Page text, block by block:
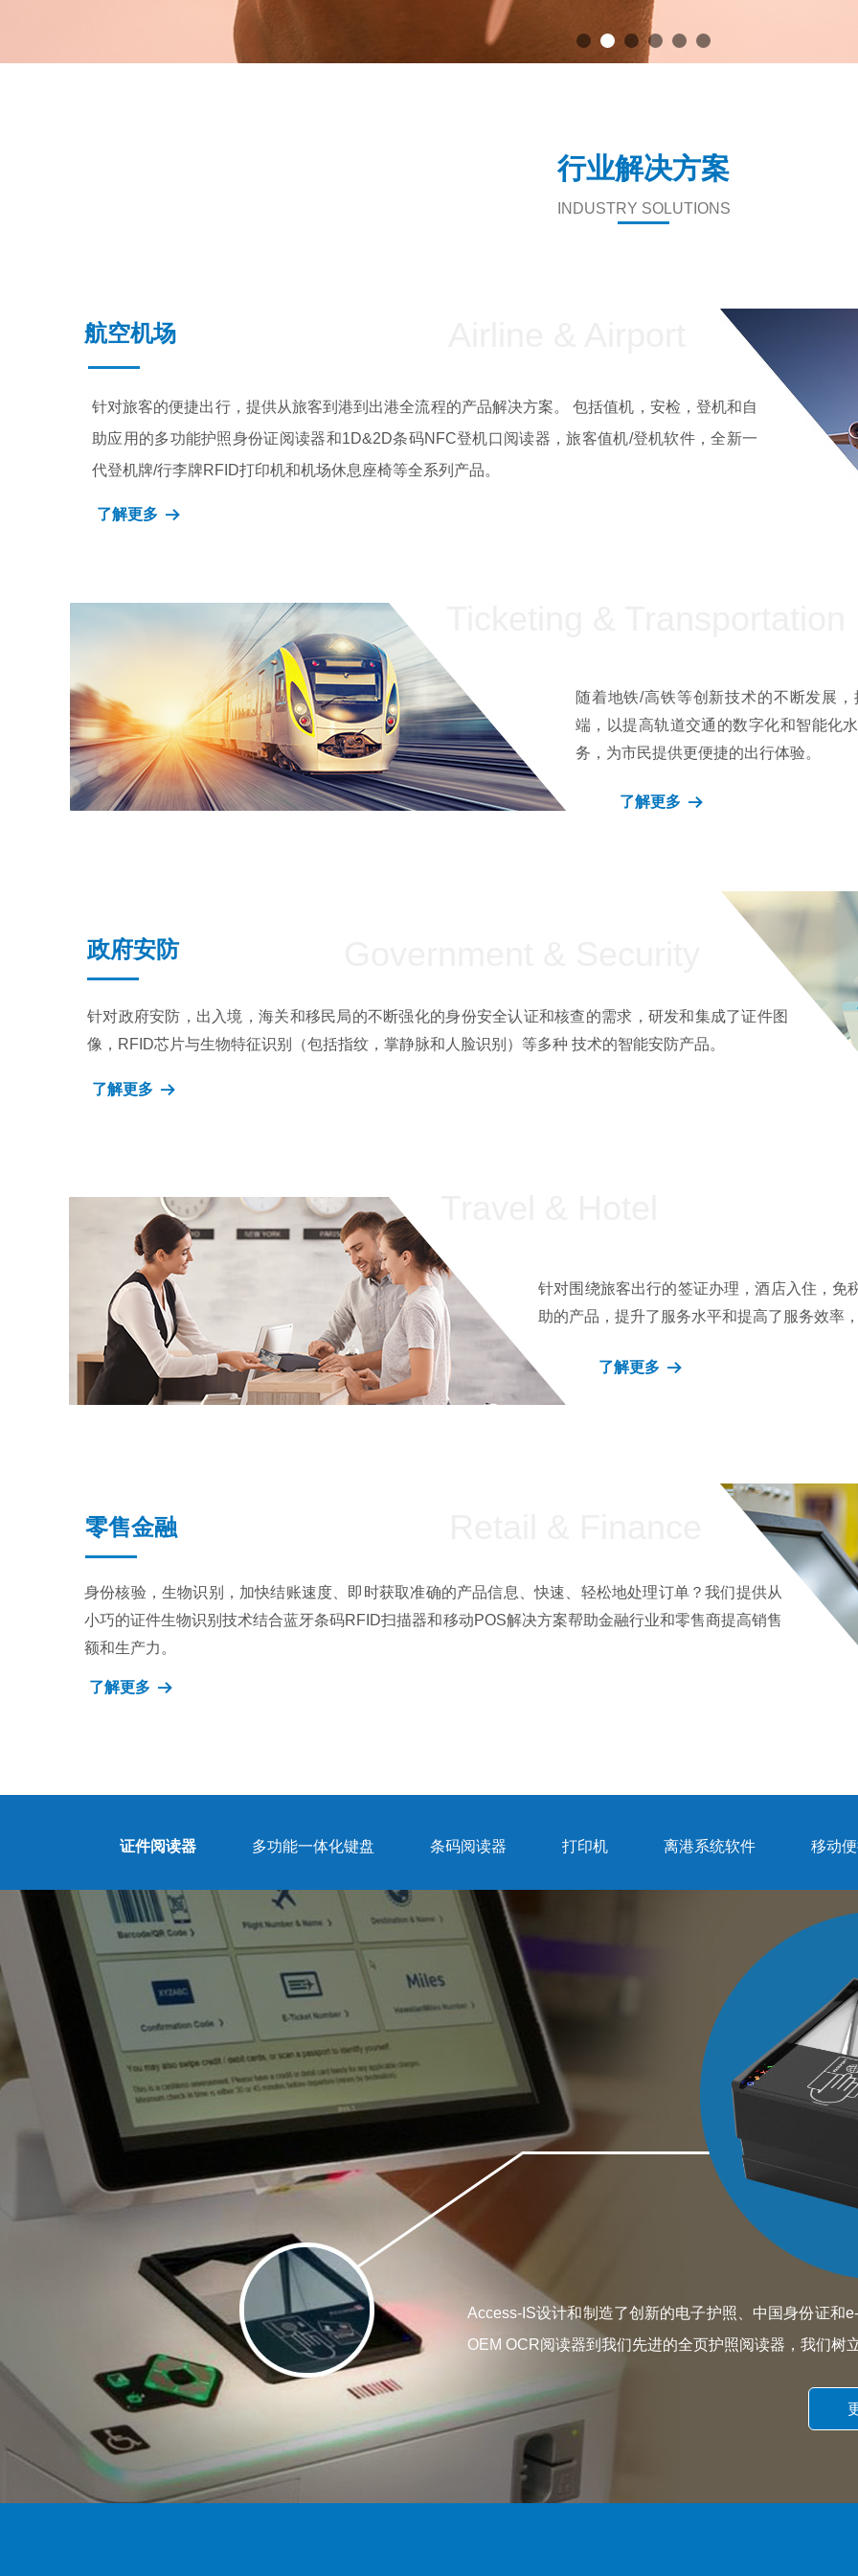
行业解决方案
INDUSTRY SOLUTIONS
航空机场
针对旅客的便捷出行，提供从旅客到港到出港全流程的产品解决方案。 包括值机，安检，登机和自
助应用的多功能护照身份证阅读器和1D&2D条码NFC登机口阅读器，旅客值机/登机软件，全新一
代登机牌/行李牌RFID打印机和机场休息座椅等全系列产品。
随着地铁/高铁等创新技术的不断发展
端，以提高轨道交通的数字化和智能化
务，为市民提供更便捷的出行体验。
政府安防
针对政府安防，出入境，海关和移民局的不断强化的身份安全认证和核查的需求，研发和集成了证件图
像，RFID芯片与生物特征识别（包括指纹，掌静脉和人脸识别）等多种 技术的智能安防产品。
针对围绕旅客出行的签证办理，酒店入住，免
助的产品，提升了服务水平和提高了服务效率
了解更多 뀠
了解更多 뀠
了解更多 뀠
了解更多 뀠
零售金融
身份核验，生物识别，加快结账速度、即时获取准确的产品信息、快速、轻松地处理订单？我们提供从
小巧的证件生物识别技术结合蓝牙条码RFID扫描器和移动POS解决方案帮助金融行业和零售商提高销售
额和生产力。
了解更多 뀠
证件阅读器 多功能一体化键盘 条码阅读器 打印机 离港系统软件 移动
Access-IS设计和制造了创新的电子护照、中国身份证和
OEM OCR阅读器到我们先进的全页护照阅读器，我们树